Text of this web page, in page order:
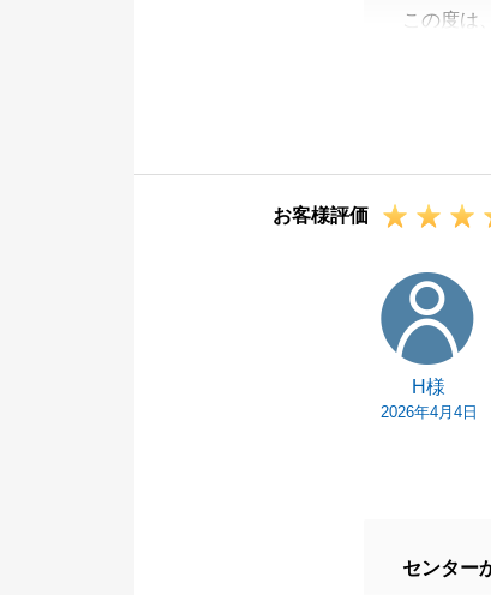
この度は
ご契約
等、当
今後も東
これから
お客様評価
H様
2026年4月4日
センター